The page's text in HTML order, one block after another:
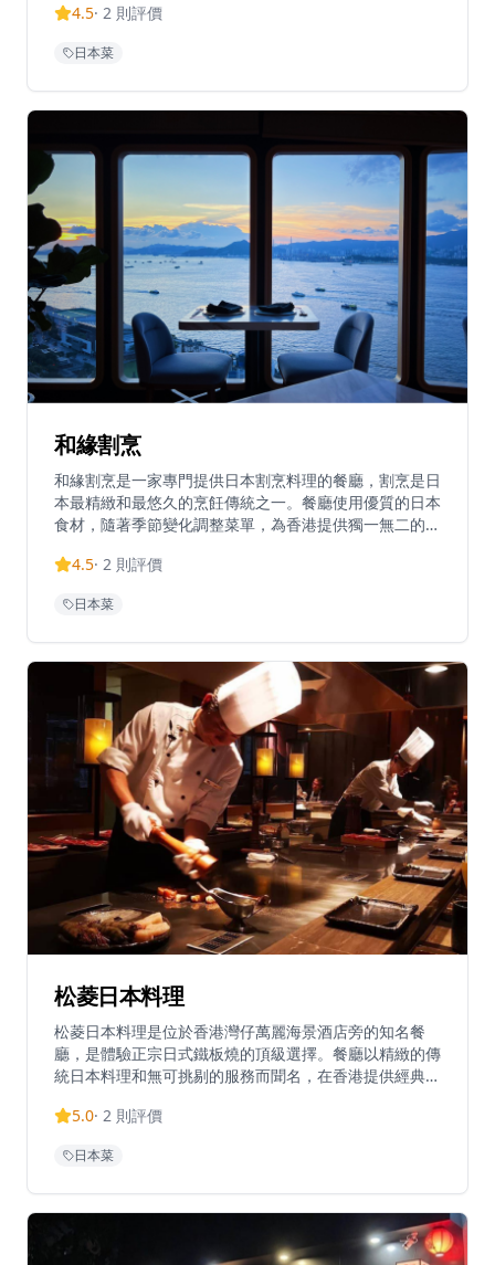
素食者、純素食者和無麩質飲食提供特別安排。菜單特色
風味層次。餐廳以優質服務和優雅環境聞名，適合特殊場
豐富的壽司師傅精心製作，每一件壽司都展現了精湛的技
合，創造出令人驚喜的味覺體驗。餐廳特別注重健康飲
食，提供多種低卡路里、高營養的選擇，滿足現代人對健
康飲食的需求。餐廳的環境設計現代而溫馨，適合各種場
合，從商務午餐到浪漫晚餐，都能提供完美的用餐體驗。
4.5· 2 則評價
日本菜
和緣割烹
和緣割烹是一家專門提供日本割烹料理的餐廳，割烹是日
本最精緻和最悠久的烹飪傳統之一。餐廳使用優質的日本
食材，隨著季節變化調整菜單，為香港提供獨一無二的用
的用餐環境中欣賞維多利亞港的壯麗景色。開放式廚房讓
強調食材的新鮮度和季節性，廚師會根據當日最新鮮的食
廳的會席料理套餐經過精心設計，從前菜到甜品，每一道
都體現了日本料理的精緻工藝。餐廳的環境設計融合了現
代簡約風格與傳統日式美學，營造出優雅而舒適的用餐氛
圍。無論是商務宴請還是浪漫約會，和緣割烹都能提供難
忘的用餐體驗，讓您在品嚐正宗日本割烹料理的同時，享
受維多利亞港的迷人景色。
4.5· 2 則評價
日本菜
松菱日本料理
松菱日本料理是位於香港灣仔萬麗海景酒店旁的知名餐
廳，是體驗正宗日式鐵板燒的頂級選擇。餐廳以精緻的傳
統日本料理和無可挑剔的服務而聞名，在香港提供經典日
客喜愛。位於灣仔會議展覽中心旁，松菱提供壽司吧和鐵
藝。餐廳環境優雅，適合商務宴請、情侶約會或慶祝特殊
日籍廚師精心製作，確保呈現最正宗的日式風味。松菱是
香港餐飲界正宗日本料理的傑出目的地，為追求高品質日
式用餐體驗的客人提供難忘的美食之旅。
5.0· 2 則評價
日本菜